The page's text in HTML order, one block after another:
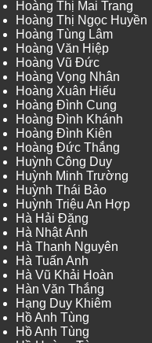
Hoàng Thị Mai Trang
Hoàng Thị Ngọc Huyền
Hoàng Tùng Lâm
Hoàng Văn Hiệp
Hoàng Vũ Đức
Hoàng Vọng Nhân
Hoàng Xuân Hiếu
Hoàng Đình Cung
Hoàng Đình Khánh
Hoàng Đình Kiên
Hoàng Đức Thắng
Huỳnh Công Duy
Huỳnh Minh Trường
Huỳnh Thái Bảo
Huỳnh Triệu An Hợp
Hà Hải Đăng
Hà Nhật Ánh
Hà Thanh Nguyên
Hà Tuấn Anh
Hà Vũ Khải Hoàn
Hàn Văn Thắng
Hạng Duy Khiêm
Hồ Anh Tùng
Hồ Anh Tùng